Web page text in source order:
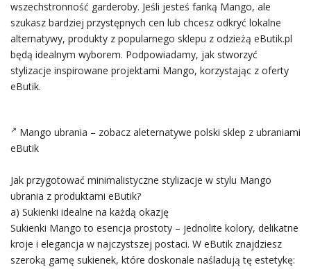
wszechstronność garderoby. Jeśli jesteś fanką Mango, ale
szukasz bardziej przystępnych cen lub chcesz odkryć lokalne
alternatywy, produkty z popularnego sklepu z odzieżą eButik.pl
będą idealnym wyborem. Podpowiadamy, jak stworzyć
stylizacje inspirowane projektami Mango, korzystając z oferty
eButik.
Mango ubrania – zobacz aleternatywe polski sklep z ubraniami
eButik
Jak przygotować minimalistyczne stylizacje w stylu Mango
ubrania z produktami eButik?
a) Sukienki idealne na każdą okazję
Sukienki Mango to esencja prostoty – jednolite kolory, delikatne
kroje i elegancja w najczystszej postaci. W eButik znajdziesz
szeroką gamę sukienek, które doskonale naśladują tę estetykę: